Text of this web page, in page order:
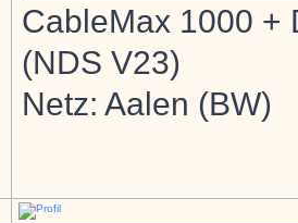
CableMax 1000 +
(NDS V23)
Netz: Aalen (BW)